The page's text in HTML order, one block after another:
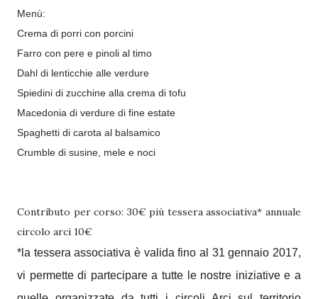
Menù:
Crema di porri con porcini
Farro con pere e pinoli al timo
Dahl di lenticchie alle verdure
Spiedini di zucchine alla crema di tofu
Macedonia di verdure di fine estate
Spaghetti di carota al balsamico
Crumble di susine, mele e noci
Contributo per corso: 30€ più tessera associativa* annuale
circolo arci 10€
*la tessera associativa è valida fino al 31 gennaio 2017,
vi permette di partecipare a tutte le nostre iniziative e a